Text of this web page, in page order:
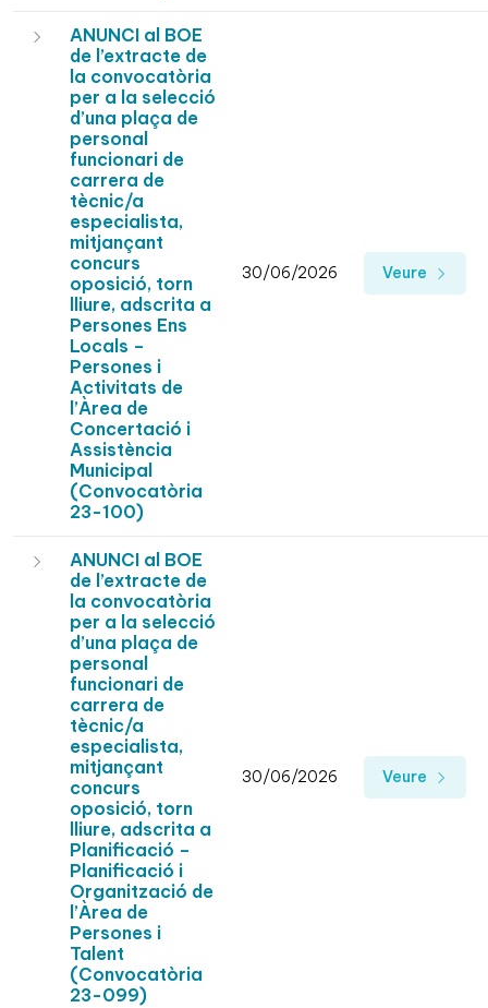
ANUNCI al BOE
de l’extracte de
la convocatòria
per a la selecció
d’una plaça de
personal
funcionari de
carrera de
tècnic/a
especialista,
mitjançant
concurs
oposició, torn
lliure, adscrita a
Persones Ens
Locals –
Persones i
Activitats de
l’Àrea de
Concertació i
Assistència
Municipal
(Convocatòria
23-100)
30/06/2026 Veure
ANUNCI al BOE
de l’extracte de
la convocatòria
per a la selecció
d’una plaça de
personal
funcionari de
carrera de
tècnic/a
especialista,
mitjançant
concurs
oposició, torn
lliure, adscrita a
Planificació –
Planificació i
Organització de
l’Àrea de
Persones i
Talent
(Convocatòria
23-099)
30/06/2026 Veure